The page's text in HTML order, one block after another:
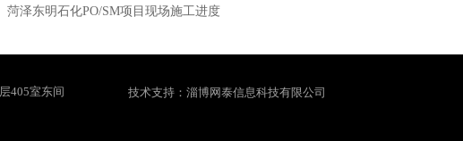
菏泽东明石化PO/SM项目现场施工进度
405室东间 技术支持：淄博网泰信息科技有限公司